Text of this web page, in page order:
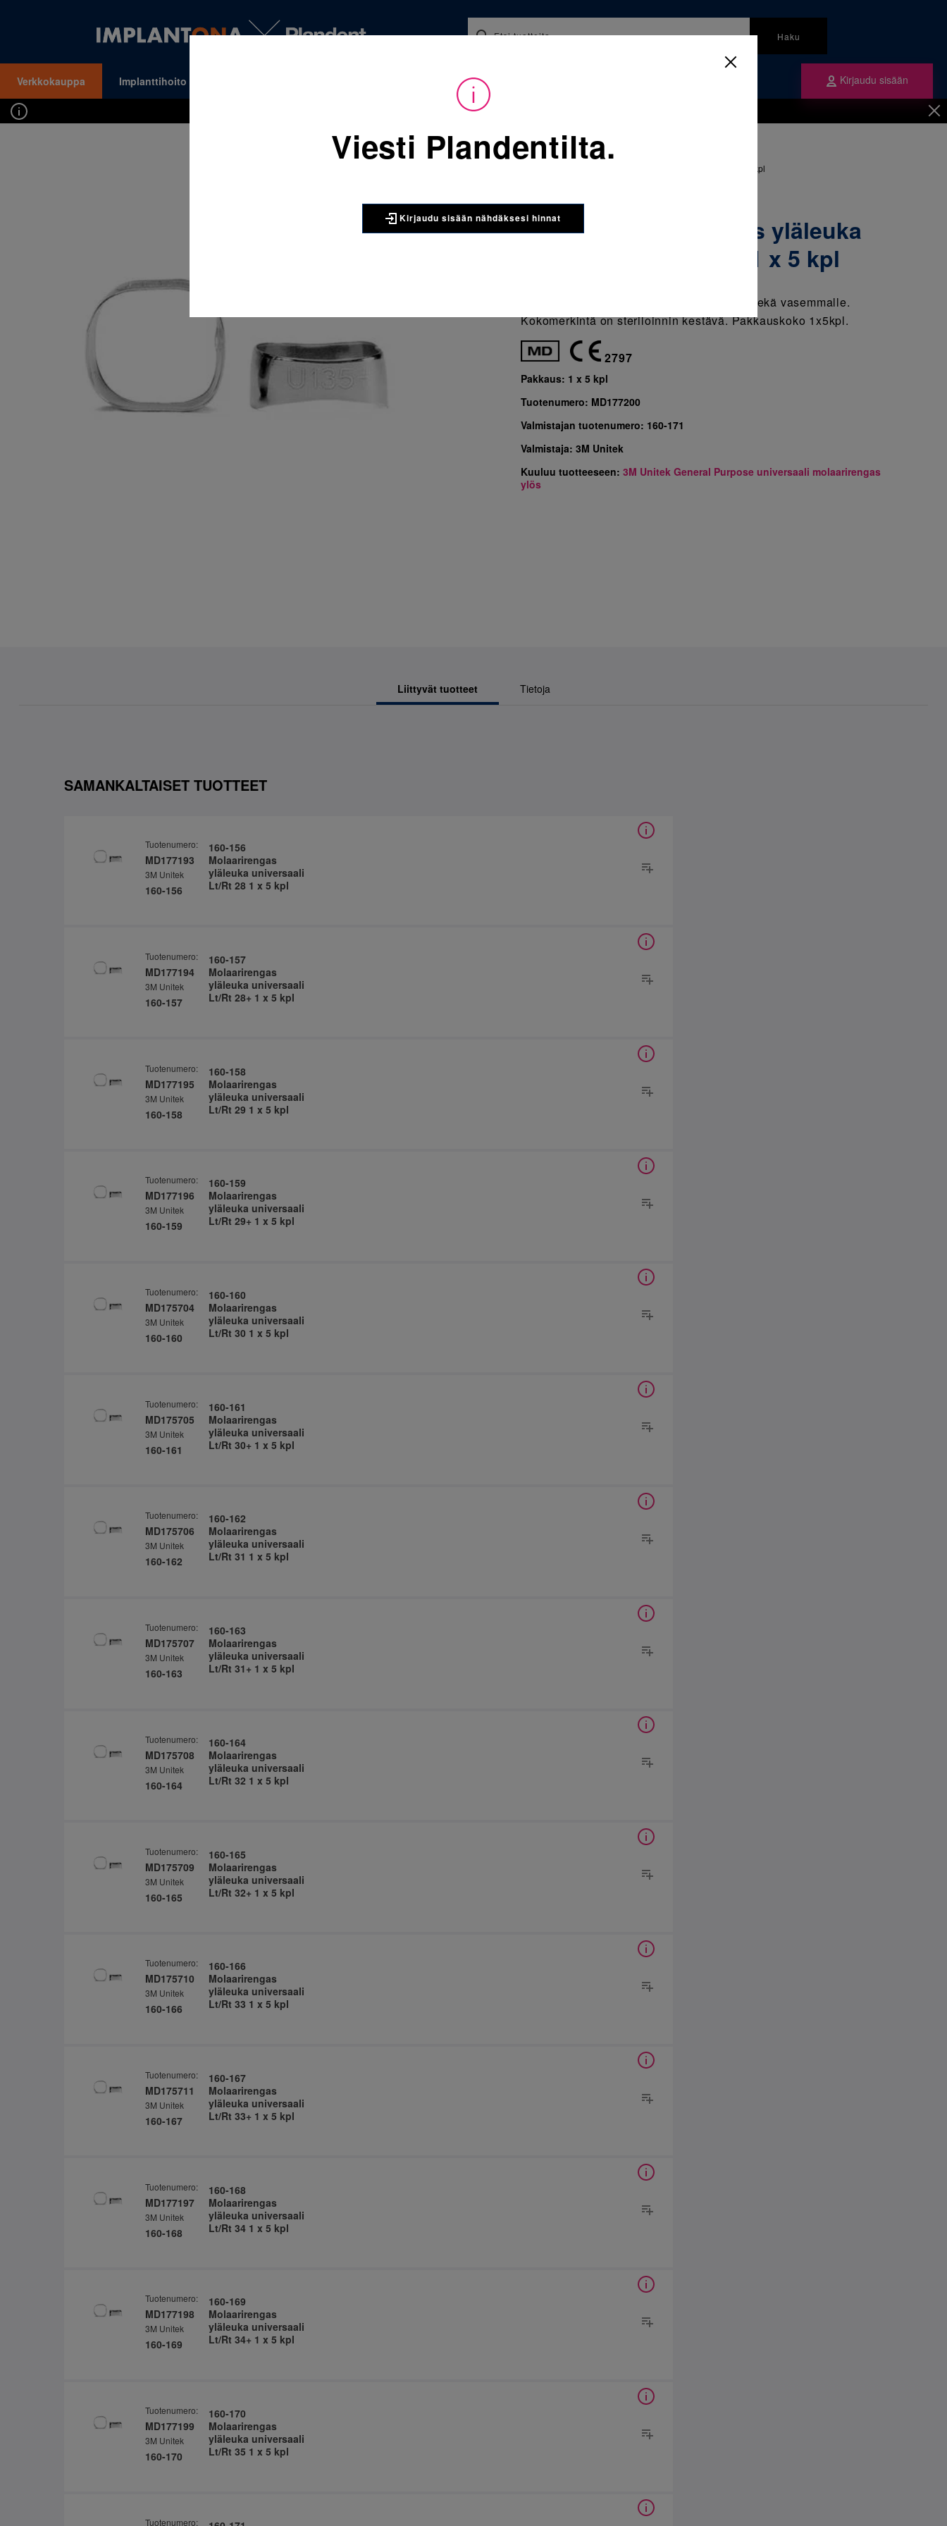
Haku
Verkkokauppa Implanttihoito Ajankohtaista Kirjaudu sisään
Kirjaudu sisään nähdäksesi hinnat. Tarvitsetko tunnukset verkkokauppaan? Tilaa ne
Sijainti:Tarvikkeet / Oikominen
160-171 Molaarirengas yläleuka universaali Lt/Rt 35+ 1 x 5 kpl
3M UNITEK
160-171 Molaarirengas yläleuka
universaali Lt/Rt 35+ 1 x 5 kpl
Universaali molaarirengas, sopii oikealle sekä vasemmalle.
Kokomerkintä on steriloinnin kestävä. Pakkauskoko 1x5kpl.
2797
Pakkaus: 1 x 5 kpl
Tuotenumero: MD177200
Valmistajan tuotenumero: 160-171
Valmistaja:3M Unitek
Kuuluu tuotteeseen:3M Unitek General Purpose universaali molaarirengas
ylös
Liittyvät tuotteet Tietoja
SAMANKALTAISET TUOTTEET
Tuotenumero:
MD177193
3M Unitek
160-156
160-156
Molaarirengas
yläleuka universaali
Lt/Rt 28 1 x 5 kpl
Tuotenumero:
MD177194
3M Unitek
160-157
160-157
Molaarirengas
yläleuka universaali
Lt/Rt 28+ 1 x 5 kpl
Tuotenumero:
MD177195
3M Unitek
160-158
160-158
Molaarirengas
yläleuka universaali
Lt/Rt 29 1 x 5 kpl
Tuotenumero:
MD177196
3M Unitek
160-159
160-159
Molaarirengas
yläleuka universaali
Lt/Rt 29+ 1 x 5 kpl
Tuotenumero:
MD175704
3M Unitek
160-160
160-160
Molaarirengas
yläleuka universaali
Lt/Rt 30 1 x 5 kpl
Tuotenumero:
MD175705
3M Unitek
160-161
160-161
Molaarirengas
yläleuka universaali
Lt/Rt 30+ 1 x 5 kpl
Tuotenumero:
MD175706
3M Unitek
160-162
160-162
Molaarirengas
yläleuka universaali
Lt/Rt 31 1 x 5 kpl
Tuotenumero:
MD175707
3M Unitek
160-163
160-163
Molaarirengas
yläleuka universaali
Lt/Rt 31+ 1 x 5 kpl
Tuotenumero:
MD175708
3M Unitek
160-164
160-164
Molaarirengas
yläleuka universaali
Lt/Rt 32 1 x 5 kpl
Tuotenumero:
MD175709
3M Unitek
160-165
160-165
Molaarirengas
yläleuka universaali
Lt/Rt 32+ 1 x 5 kpl
Tuotenumero:
MD175710
3M Unitek
160-166
160-166
Molaarirengas
yläleuka universaali
Lt/Rt 33 1 x 5 kpl
Tuotenumero:
MD175711
3M Unitek
160-167
160-167
Molaarirengas
yläleuka universaali
Lt/Rt 33+ 1 x 5 kpl
Tuotenumero:
MD177197
3M Unitek
160-168
160-168
Molaarirengas
yläleuka universaali
Lt/Rt 34 1 x 5 kpl
Tuotenumero:
MD177198
3M Unitek
160-169
160-169
Molaarirengas
yläleuka universaali
Lt/Rt 34+ 1 x 5 kpl
Tuotenumero:
MD177199
3M Unitek
160-170
160-170
Molaarirengas
yläleuka universaali
Lt/Rt 35 1 x 5 kpl
Tuotenumero:
Viesti Plandentilta.
Kirjaudu sisään nähdäksesi hinnat